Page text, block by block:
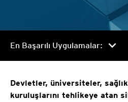
En Başarılı Uygulamalar: chevron_right
Devletler, üniversiteler,
kuruluşlarını tehlikeye atan